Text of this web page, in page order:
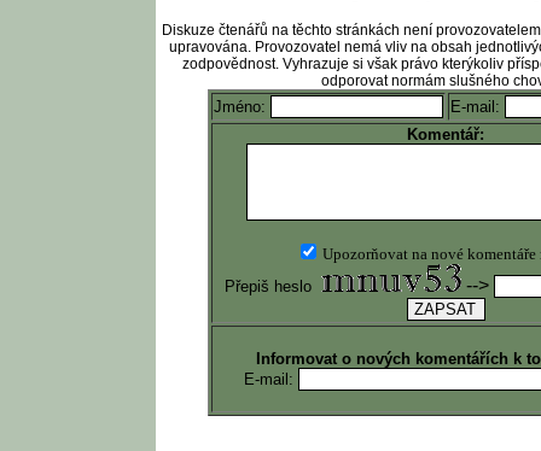
Diskuze čtenářů na těchto stránkách není
upravována. Provozovatel nemá vliv na obsah
zodpovědnost. Vyhrazuje si však právo kterýkoliv
odporovat normám slušného
Jméno:
E-mail:
Komentář:
Upozorňovat na nové komentáře
Přepiš heslo
-->
Informovat o nových komentářích k
E-mail: